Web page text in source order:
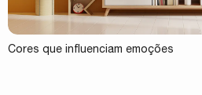
Cores que influenciam emoções